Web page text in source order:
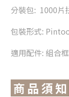
分裝包: 1000片
包裝形式:
適用配件: 組合
商 品 須 知